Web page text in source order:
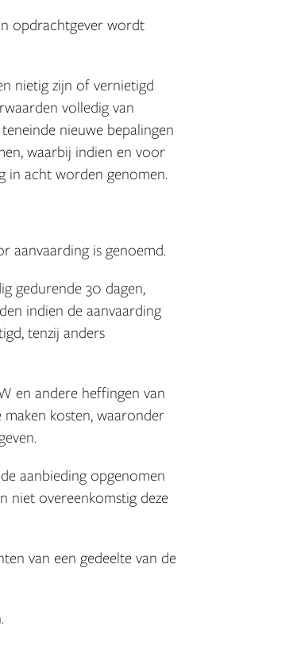
opdrachtgever wordt
nietig zijn of vernietigd
volledig van
nieuwe bepalingen
waarbij indien en voor
in acht worden genomen.
aanvaarding is genoemd.
gedurende 30 dagen,
indien de aanvaarding
tenzij anders
en andere heffingen van
maken kosten, waaronder
aanbieding opgenomen
niet overeenkomstig deze
van een gedeelte van de